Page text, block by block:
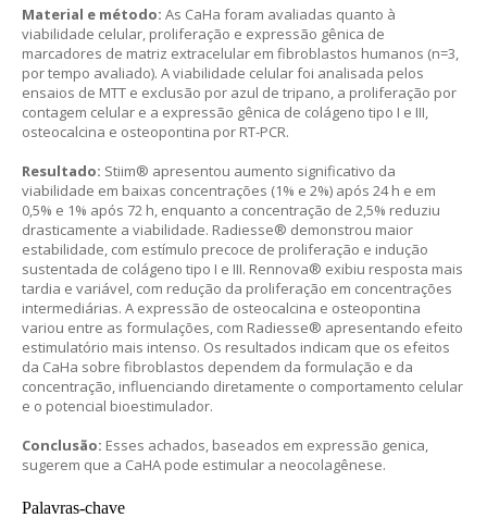
Material e método: As CaHa foram avaliadas quanto à
viabilidade celular, proliferação e expressão gênica de
marcadores de matriz extracelular em fibroblastos humanos (n=3,
por tempo avaliado). A viabilidade celular foi analisada pelos
ensaios de MTT e exclusão por azul de tripano, a proliferação por
contagem celular e a expressão gênica de colágeno tipo I e III,
osteocalcina e osteopontina por RT-PCR.
Resultado: Stiim® apresentou aumento significativo da
viabilidade em baixas concentrações (1% e 2%) após 24 h e em
0,5% e 1% após 72 h, enquanto a concentração de 2,5% reduziu
drasticamente a viabilidade. Radiesse® demonstrou maior
estabilidade, com estímulo precoce de proliferação e indução
sustentada de colágeno tipo I e III. Rennova® exibiu resposta mais
tardia e variável, com redução da proliferação em concentrações
intermediárias. A expressão de osteocalcina e osteopontina
variou entre as formulações, com Radiesse® apresentando efeito
estimulatório mais intenso. Os resultados indicam que os efeitos
da CaHa sobre fibroblastos dependem da formulação e da
concentração, influenciando diretamente o comportamento celular
e o potencial bioestimulador.
Conclusão: Esses achados, baseados em expressão genica,
sugerem que a CaHA pode estimular a neocolagênese.
Palavras-chave